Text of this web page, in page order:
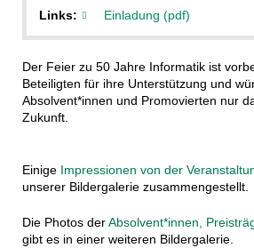
Links:
Einladung (pdf)
Der Feier zu 50 Jahre Informatik ist
Beteiligten für ihre Unterstützung und
Absolvent*innen und Promovierten nur
Zukunft.
Einige Impressionen von der
unserer Bildergalerie zusammengestellt.
Die Photos der Absolvent*innen,
gibt es in einer weiteren Bildergalerie.